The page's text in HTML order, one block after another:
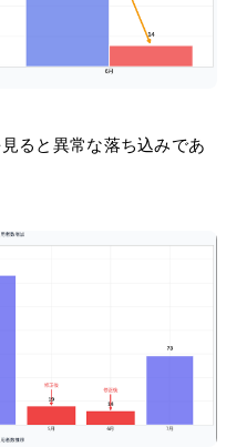
ると異常な落ち込みであ